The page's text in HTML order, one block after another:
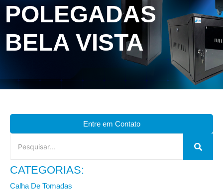
POLEGADAS
BELA VISTA
Entre em Contato
CATEGORIAS:
Calha De Tomadas